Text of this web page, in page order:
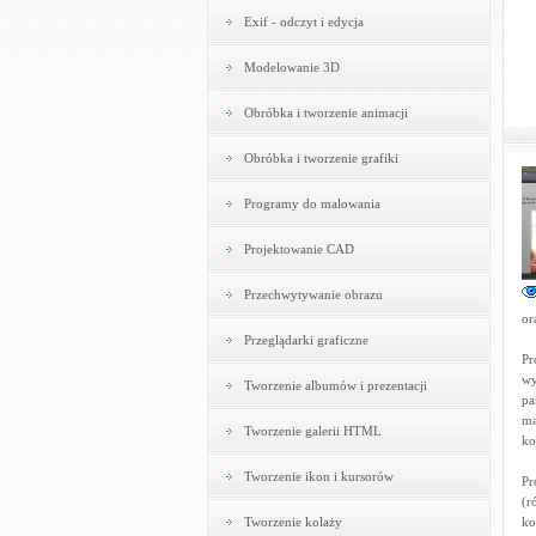
Exif - odczyt i edycja
Modelowanie 3D
Obróbka i tworzenie animacji
Obróbka i tworzenie grafiki
Programy do malowania
Projektowanie CAD
Przechwytywanie obrazu
Przeglądarki graficzne
Tworzenie albumów i prezentacji
Tworzenie galerii HTML
Tworzenie ikon i kursorów
Tworzenie kolaży